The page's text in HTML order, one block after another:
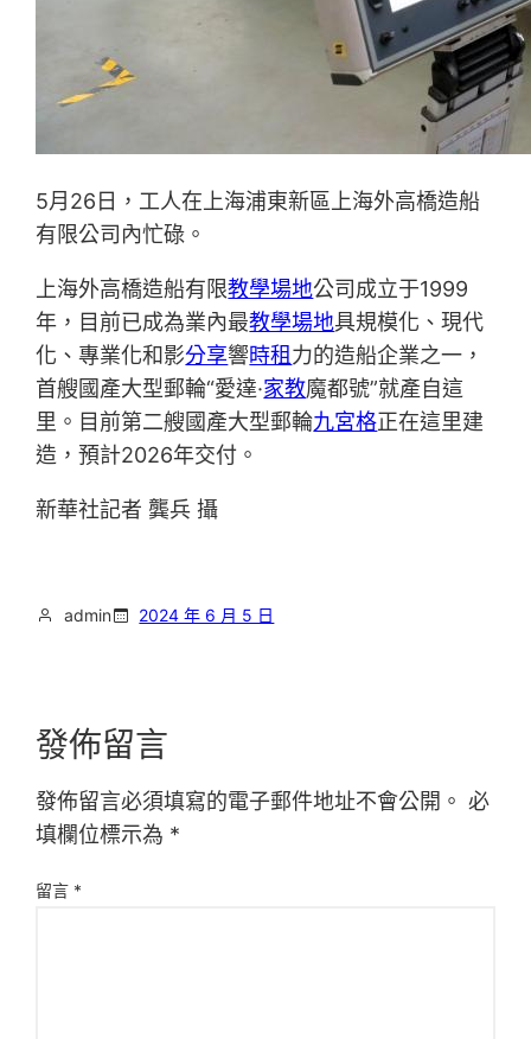
5月26日，工人在上海浦東新區上海外高橋造船
有限公司內忙碌。
上海外高橋造船有限教學場地公司成立于1999
年，目前已成為業內最教學場地具規模化、現代
化、專業化和影分享響時租力的造船企業之一，
首艘國產大型郵輪“愛達·家教魔都號”就產自這
里。目前第二艘國產大型郵輪九宮格正在這里建
造，預計2026年交付。
新華社記者 龔兵 攝
admin 2024 年 6 月 5 日
發佈留言
發佈留言必須填寫的電子郵件地址不會公開。 必
填欄位標示為 *
留言 *